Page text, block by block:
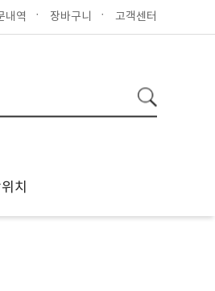
내역 장바구니 고객센터
치